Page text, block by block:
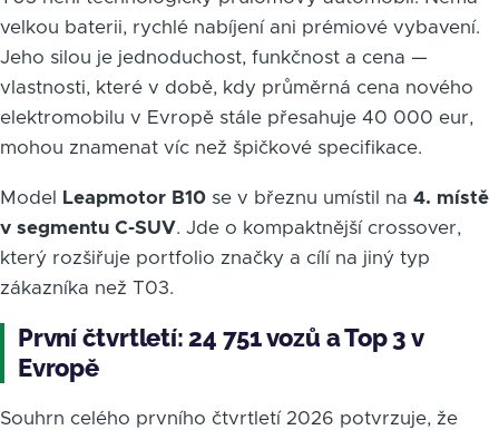
velkou baterii, rychlé nabíjení ani prémiové vybavení.
Jeho silou je jednoduchost, funkčnost a cena —
vlastnosti, které v době, kdy průměrná cena nového
elektromobilu v Evropě stále přesahuje 40 000 eur,
mohou znamenat víc než špičkové specifikace.
Model Leapmotor B10 se v březnu umístil na 4. místě
v segmentu C-SUV. Jde o kompaktnější crossover,
který rozšiřuje portfolio značky a cílí na jiný typ
zákazníka než T03.
První čtvrtletí: 24 751 vozů a Top 3 v
Evropě
Souhrn celého prvního čtvrtletí 2026 potvrzuje, že